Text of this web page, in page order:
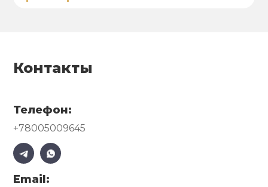
Контакты
Телефон:
+78005009645
Email: